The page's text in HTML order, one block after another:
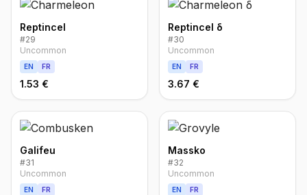
Reptincel
#29
Uncommon
EN FR
1.53 €
Reptincel δ
#30
Uncommon
EN FR
3.67 €
Galifeu
#31
Uncommon
EN FR
Massko
#32
Uncommon
EN FR